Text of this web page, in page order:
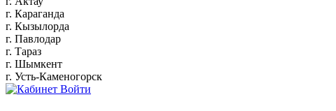
г. Караганда
г. Кызылорда
г. Павлодар
г. Тараз
г. Шымкент
г. Усть-Каменогорск
Войти